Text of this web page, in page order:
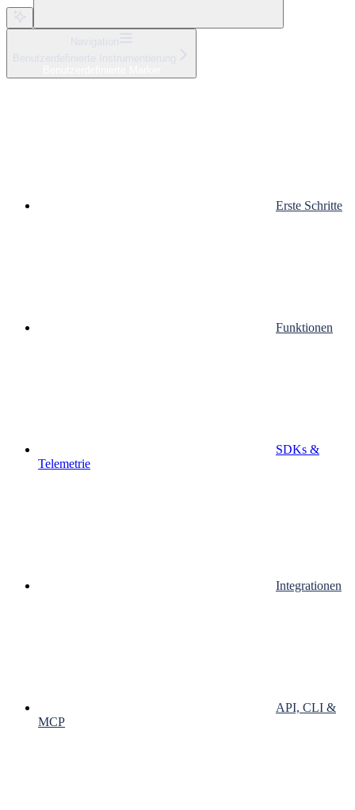
Erste Schritte
Funktionen
SDKs &
Telemetrie
Integrationen
API, CLI &
MCP